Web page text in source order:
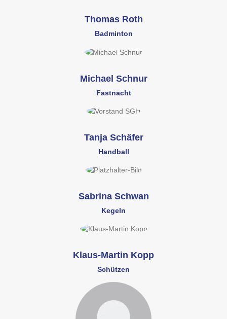
Thomas Roth
Badminton
Michael Schnur
Fastnacht
Tanja Schäfer
Handball
Sabrina Schwan
Kegeln
Klaus-Martin Kopp
Schützen